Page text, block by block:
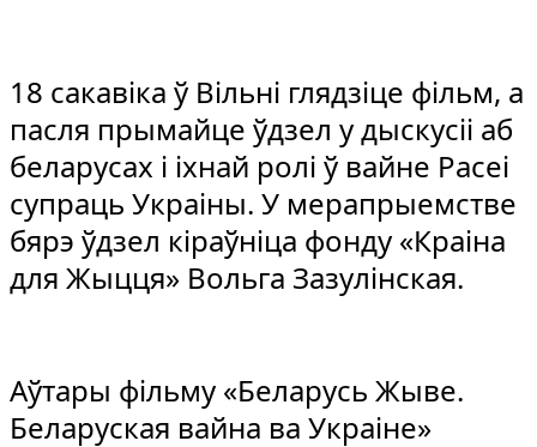
18 сакавіка ў Вільні глядзіце фільм, а
пасля прымайце ўдзел у дыскусіі аб
беларусах і іхнай ролі ў вайне Расеі
супраць Украіны. У мерапрыемстве
бярэ ўдзел кіраўніца фонду «Краіна
для Жыцця» Вольга Зазулінская.
Аўтары фільму «Беларусь Жыве.
Беларуская вайна ва Украіне»